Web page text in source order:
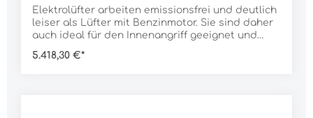
Elektrolüfter arbeiten emissionsfrei und deutlich
leiser als Lüfter mit Benzinmotor. Sie sind daher
auch ideal für den Innenangriff geeignet und
Brand das Gebäude weiter belüften, ohne
5.418,30 €*